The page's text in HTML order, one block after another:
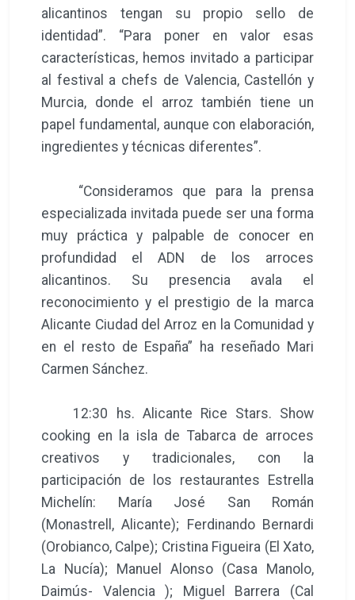
alicantinos tengan su propio sello de
identidad”. “Para poner en valor esas
características, hemos invitado a participar
al festival a chefs de Valencia, Castellón y
Murcia, donde el arroz también tiene un
papel fundamental, aunque con elaboración,
ingredientes y técnicas diferentes”.
“Consideramos que para la prensa
especializada invitada puede ser una forma
muy práctica y palpable de conocer en
profundidad el ADN de los arroces
alicantinos. Su presencia avala el
reconocimiento y el prestigio de la marca
Alicante Ciudad del Arroz en la Comunidad y
en el resto de España” ha reseñado Mari
Carmen Sánchez.
12:30 hs. Alicante Rice Stars. Show
cooking en la isla de Tabarca de arroces
creativos y tradicionales, con la
participación de los restaurantes Estrella
Michelín: María José San Román
(Monastrell, Alicante); Ferdinando Bernardi
(Orobianco, Calpe); Cristina Figueira (El Xato,
La Nucía); Manuel Alonso (Casa Manolo,
Daimús- Valencia ); Miguel Barrera (Cal